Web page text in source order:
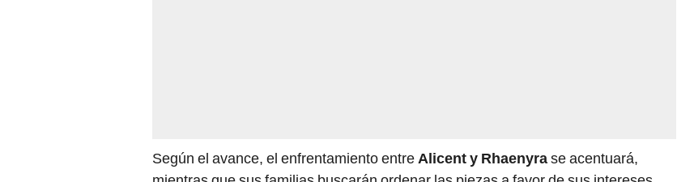
Según el avance, el enfrentamiento entreAlicent y Rhaenyrase acentuará,